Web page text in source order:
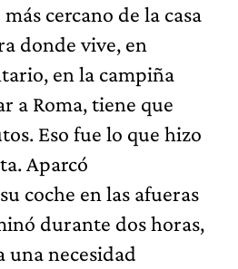
cercano de la casa
donde vive, en
en la campiña
a Roma, tiene que
Eso fue lo que hizo
Aparcó
coche en las afueras
durante dos horas,
una necesidad